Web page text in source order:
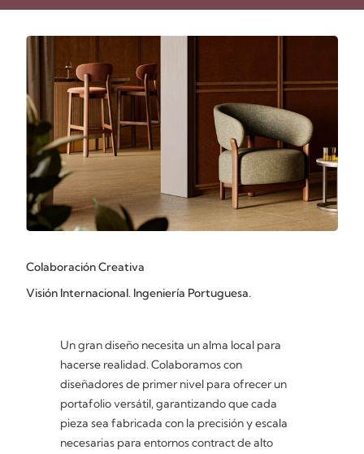
Colaboración Creativa
Visión Internacional. Ingeniería Portuguesa.
Un gran diseño necesita un alma local para
hacerse realidad. Colaboramos con
diseñadores de primer nivel para ofrecer un
portafolio versátil, garantizando que cada
pieza sea fabricada con la precisión y escala
necesarias para entornos contract de alto